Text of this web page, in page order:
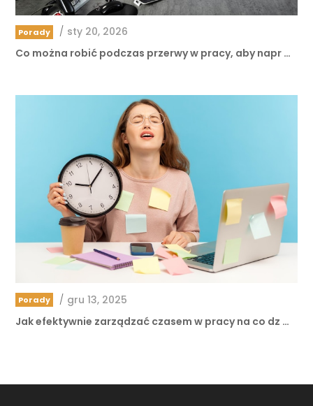
Porady / sty 20, 2026
Co można robić podczas przerwy w pracy, aby napr …
Porady / gru 13, 2025
Jak efektywnie zarządzać czasem w pracy na co dz …